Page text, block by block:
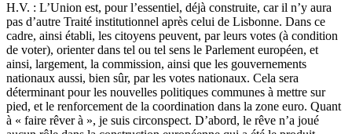
H.V. : L’Union est, pour l’essentiel, déjà construite, car il n’y aura
pas d’autre Traité institutionnel après celui de Lisbonne. Dans ce
cadre, ainsi établi, les citoyens peuvent, par leurs votes (à condition
de voter), orienter dans tel ou tel sens le Parlement européen, et
ainsi, largement, la commission, ainsi que les gouvernements
nationaux aussi, bien sûr, par les votes nationaux. Cela sera
déterminant pour les nouvelles politiques communes à mettre sur
pied, et le renforcement de la coordination dans la zone euro. Quant
à « faire rêver à », je suis circonspect. D’abord, le rêve n’a joué